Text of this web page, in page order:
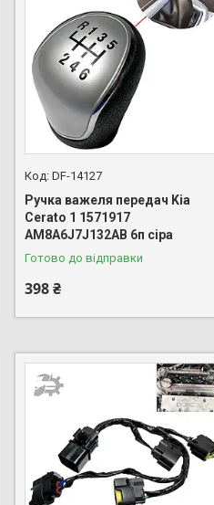
DF-14127
Ручка важеля передач Kia
Cerato 1 1571917
AM8A6J7J132AB 6п сіра
Готово до відправки
398 ₴